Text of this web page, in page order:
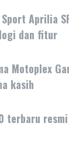
Aprilia
dan fitur
Motoplex
kasih
terbaru